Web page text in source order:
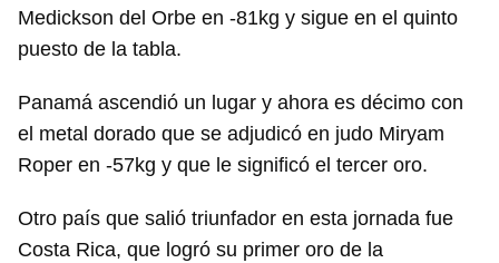
Medickson del Orbe en -81kg y sigue en el quinto
puesto de la tabla.
Panamá ascendió un lugar y ahora es décimo con
el metal dorado que se adjudicó en judo Miryam
Roper en -57kg y que le significó el tercer oro.
Otro país que salió triunfador en esta jornada fue
Costa Rica, que logró su primer oro de la